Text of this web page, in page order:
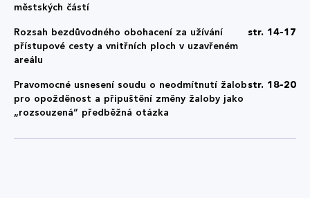
městských částí
Rozsah bezdůvodného obohacení za užívání
přístupové cesty a vnitřních ploch v uzavřeném
areálu
str. 14-17
Pravomocné usnesení soudu o neodmítnutí žalob
pro opožděnost a připuštění změny žaloby jako
„rozsouzená“ předběžná otázka
str. 18-20